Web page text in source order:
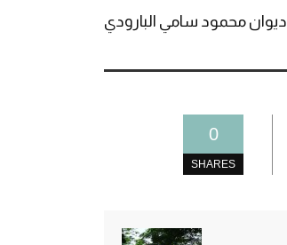
ديوان محمود سامي البارودي
0
SHARES